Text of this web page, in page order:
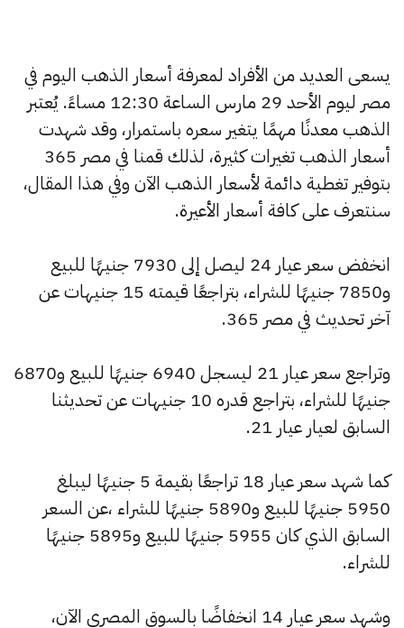
يسعى العديد من الأفراد لمعرفة أسعار الذهب اليوم في
مصر ليوم الأحد 29 مارس الساعة 12:30 مساءً. يُعتبر
الذهب معدنًا مهمًا يتغير سعره باستمرار، وقد شهدت
أسعار الذهب تغيرات كثيرة، لذلك قمنا في مصر 365
بتوفير تغطية دائمة لأسعار الذهب الآن وفي هذا المقال،
سنتعرف على كافة أسعار الأعيرة.
انخفض سعر عيار 24 ليصل إلى 7930 جنيهًا للبيع
و7850 جنيهًا للشراء، بتراجعًا قيمته 15 جنيهات عن
آخر تحديث في مصر 365.
وتراجع سعر عيار 21 ليسجل 6940 جنيهًا للبيع و6870
جنيهًا للشراء، بتراجع قدره 10 جنيهات عن تحديثنا
السابق لعيار عيار 21.
كما شهد سعر عيار 18 تراجعًا بقيمة 5 جنيهًا ليبلغ
5950 جنيهًا للبيع و5890 جنيهًا للشراء ،عن السعر
السابق الذي كان 5955 جنيهًا للبيع و5895 جنيهًا
للشراء.
وشهد سعر عيار 14 انخفاضًا بالسوق المصري الآن،